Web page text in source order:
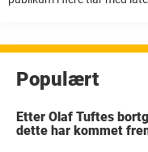
Populært
Etter Olaf Tuftes
dette har kommet